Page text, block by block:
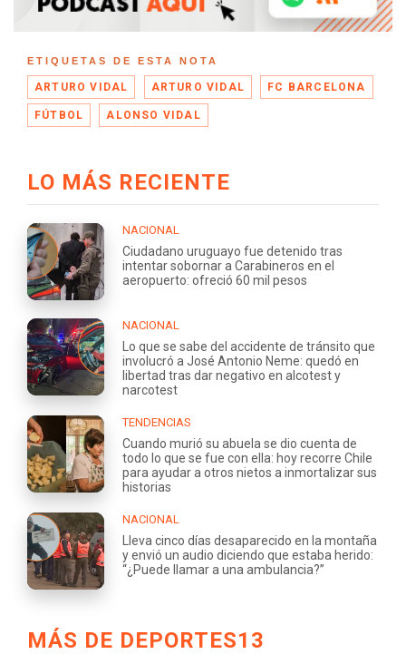
ETIQUETAS DE ESTA NOTA
ARTURO VIDAL ARTURO VIDAL FC BARCELONA
FÚTBOL ALONSO VIDAL
LO MÁS RECIENTE
NACIONAL
Ciudadano uruguayo fue detenido tras
intentar sobornar a Carabineros en el
aeropuerto: ofreció 60 mil pesos
NACIONAL
Lo que se sabe del accidente de tránsito que
involucró a José Antonio Neme: quedó en
libertad tras dar negativo en alcotest y
narcotest
TENDENCIAS
Cuando murió su abuela se dio cuenta de
todo lo que se fue con ella: hoy recorre Chile
para ayudar a otros nietos a inmortalizar sus
historias
NACIONAL
Lleva cinco días desaparecido en la montaña
y envió un audio diciendo que estaba herido:
“¿Puede llamar a una ambulancia?”
MÁS DE DEPORTES13